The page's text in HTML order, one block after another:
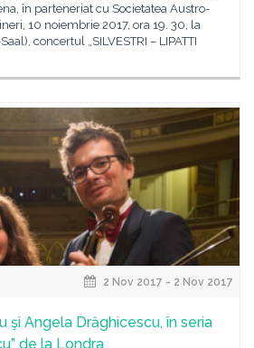
în parteneriat cu Societatea Austro-
10 noiembrie 2017, ora 19. 30, la
concertul „SILVESTRI – LIPATTI
2 Nov 2017 - 2 Nov 2017
şi Angela Drăghicescu, în seria
de la Londra